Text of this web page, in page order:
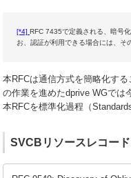
[*4] RFC 7435で定義される、暗号
お、認証が利用できる場合には、そ
本RFCは通信方式を簡略化す
の作業を進めたdprive WGでは
本RFCを標準化過程（
SVCBリソースレコー